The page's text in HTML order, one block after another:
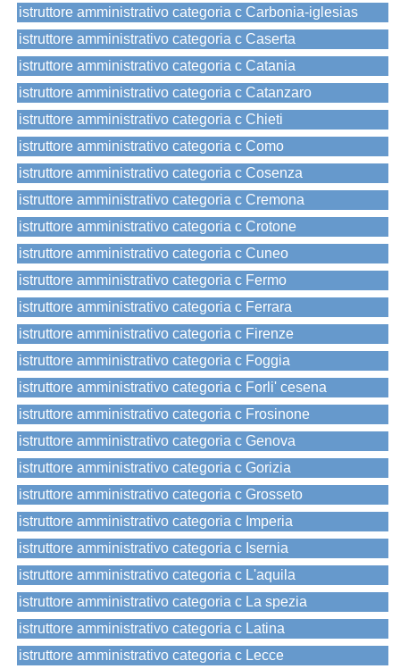
istruttore amministrativo categoria c Carbonia-iglesias
istruttore amministrativo categoria c Caserta
istruttore amministrativo categoria c Catania
istruttore amministrativo categoria c Catanzaro
istruttore amministrativo categoria c Chieti
istruttore amministrativo categoria c Como
istruttore amministrativo categoria c Cosenza
istruttore amministrativo categoria c Cremona
istruttore amministrativo categoria c Crotone
istruttore amministrativo categoria c Cuneo
istruttore amministrativo categoria c Fermo
istruttore amministrativo categoria c Ferrara
istruttore amministrativo categoria c Firenze
istruttore amministrativo categoria c Foggia
istruttore amministrativo categoria c Forli' cesena
istruttore amministrativo categoria c Frosinone
istruttore amministrativo categoria c Genova
istruttore amministrativo categoria c Gorizia
istruttore amministrativo categoria c Grosseto
istruttore amministrativo categoria c Imperia
istruttore amministrativo categoria c Isernia
istruttore amministrativo categoria c L'aquila
istruttore amministrativo categoria c La spezia
istruttore amministrativo categoria c Latina
istruttore amministrativo categoria c Lecce